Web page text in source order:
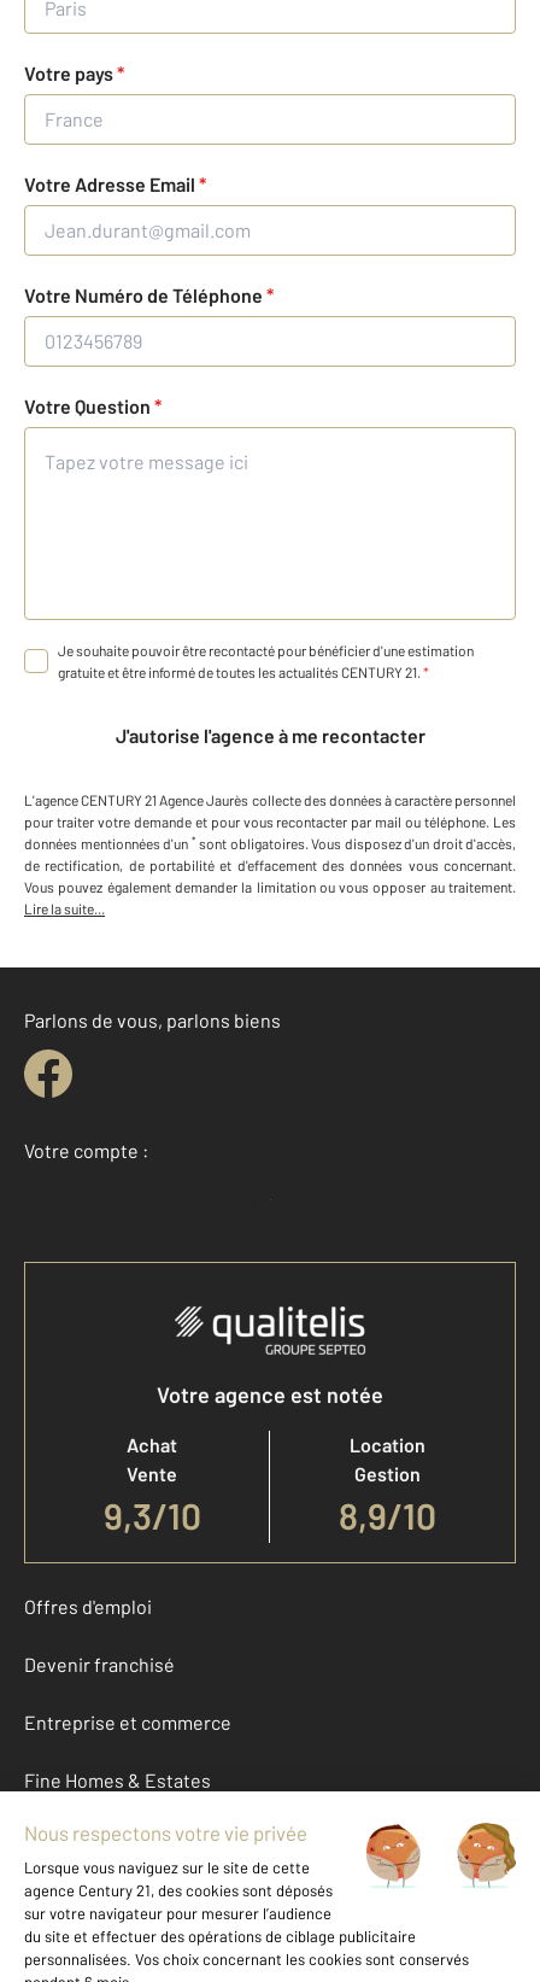
Votre pays*
Votre Adresse Email *
Votre Numéro de Téléphone *
Votre Question *
Je souhaite pouvoir être recontacté pour bénéficier d'une estimation
gratuite et être informé de toutes les actualités CENTURY 21. *
J'autorise l'agence à me recontacter
L'agenceCENTURY 21 Agence Jaurès collecte des données à caractère personnel
pour traiter votre demande et pour vous recontacter par mail ou téléphone. Les
données mentionnées d'un * sont obligatoires. Vous disposez d'un droit d'accès,
de rectification, de portabilité et d'effacement des données vous concernant.
Vous pouvez également demander la limitation ou vous opposer au traitement.
Lire la suite...
Parlons de vous, parlons biens
Votre compte :
Accéder à mon compte
Votre agence est notée
Achat
Vente
9,3/10
Location
Gestion
8,9/10
Offres d'emploi
Devenir franchisé
Entreprise et commerce
Fine Homes & Estates
À propos
International
Nous contacter